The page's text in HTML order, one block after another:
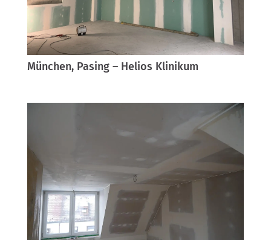
München, Pasing – Helios Klinikum